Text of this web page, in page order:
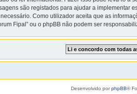
são registados para ajudar a implementar
Como utilizador aceita que as
Fipal” ou o phpBB não podem ser
Desenvolvido porphpBB®